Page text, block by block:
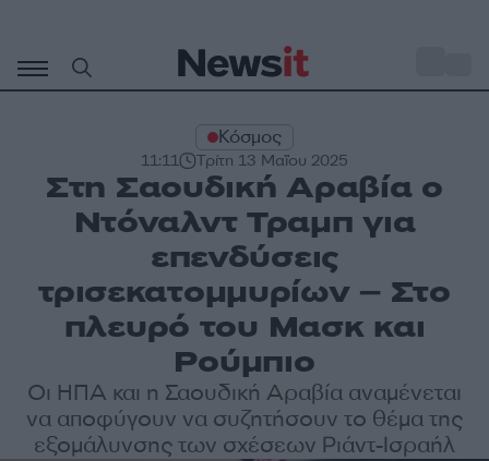
περιεχόμενο
Κόσμος
11:11 Τρίτη 13 Μαΐου 2025
Στη Σαουδική Αραβία ο
Ντόναλντ Τραμπ για
επενδύσεις
τρισεκατομμυρίων – Στο
πλευρό του Μασκ και
Ρούμπιο
Οι ΗΠΑ και η Σαουδική Αραβία αναμένεται
να αποφύγουν να συζητήσουν το θέμα της
εξομάλυνσης των σχέσεων Ριάντ-Ισραήλ